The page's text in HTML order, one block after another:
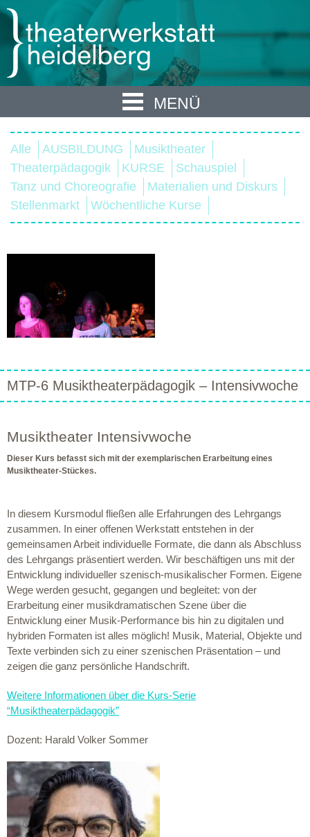
MENÜ
Alle AUSBILDUNG
Musiktheater
Theaterpädagogik
KURSE
Schauspiel
Tanz und Choreografie
Materialien und Diskurs
Stellenmarkt
Wöchentliche Kurse
MTP-6 Musiktheaterpädagogik – Intensivwoche
Musiktheater Intensivwoche
Dieser Kurs befasst sich mit der exemplarischen Erarbeitung eines
Musiktheater-Stückes.
In diesem Kursmodul fließen alle Erfahrungen des Lehrgangs
zusammen. In einer offenen Werkstatt entstehen in der
gemeinsamen Arbeit individuelle Formate, die dann als Abschluss
des Lehrgangs präsentiert werden. Wir beschäftigen uns mit der
Entwicklung individueller szenisch-musikalischer Formen. Eigene
Wege werden gesucht, gegangen und begleitet: von der
Erarbeitung einer musikdramatischen Szene über die
Entwicklung einer Musik-Performance bis hin zu digitalen und
hybriden Formaten ist alles möglich! Musik, Material, Objekte und
Texte verbinden sich zu einer szenischen Präsentation – und
zeigen die ganz persönliche Handschrift.
Weitere Informationen über die Kurs-Serie
“Musiktheaterpädagogik”
Dozent: Harald Volker Sommer